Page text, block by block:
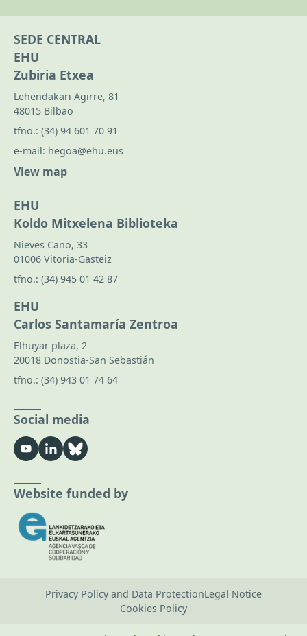
SEDE CENTRAL
EHU
Zubiria Etxea
Lehendakari Agirre, 81
48015 Bilbao
tfno.: (34) 94 601 70 91
e-mail: hegoa@ehu.eus
View map
EHU
Koldo Mitxelena Biblioteka
Nieves Cano, 33
01006 Vitoria-Gasteiz
tfno.: (34) 945 01 42 87
EHU
Carlos Santamaría Zentroa
Elhuyar plaza, 2
20018 Donostia-San Sebastián
tfno.: (34) 943 01 74 64
Social media
Website funded by
Privacy Policy and Data ProtectionLegal Notice
Cookies Policy